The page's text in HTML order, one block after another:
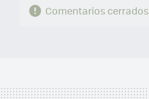
Comentarios cerrados